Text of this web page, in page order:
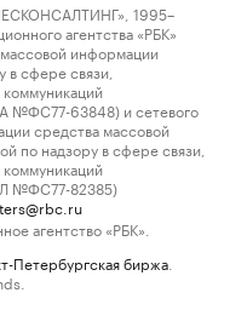
1995–
агентства «РБК»
информации
сфере связи,
№ФС77-63848) и сетевого
средства массовой
по надзору в сфере связи,
№ФС77-82385)
агентство «РБК».
Петербургская биржа